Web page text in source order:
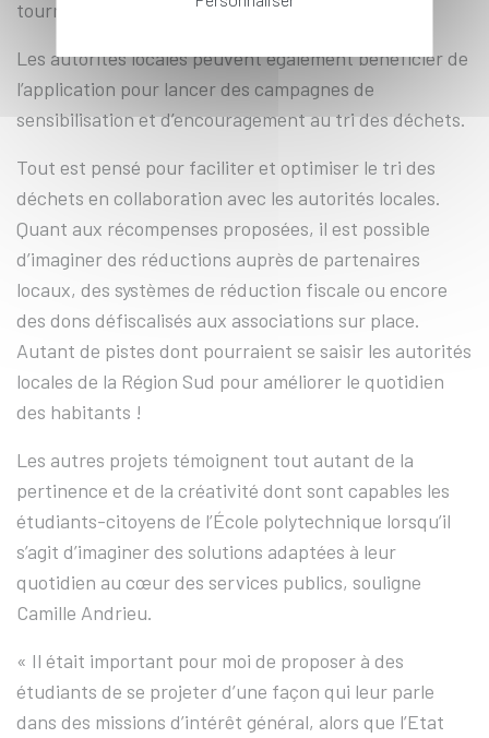
tournée de récolte des déchets.
Les autorités locales peuvent également bénéficier de
l’application pour lancer des campagnes de
sensibilisation et d’encouragement au tri des déchets.
Tout est pensé pour faciliter et optimiser le tri des
déchets en collaboration avec les autorités locales.
Quant aux récompenses proposées, il est possible
d’imaginer des réductions auprès de partenaires
locaux, des systèmes de réduction fiscale ou encore
des dons défiscalisés aux associations sur place.
Autant de pistes dont pourraient se saisir les autorités
locales de la Région Sud pour améliorer le quotidien
des habitants !
Les autres projets témoignent tout autant de la
pertinence et de la créativité dont sont capables les
étudiants-citoyens de l’École polytechnique lorsqu’il
s’agit d’imaginer des solutions adaptées à leur
quotidien au cœur des services publics, souligne
Camille Andrieu.
« Il était important pour moi de proposer à des
étudiants de se projeter d’une façon qui leur parle
dans des missions d’intérêt général, alors que l’Etat